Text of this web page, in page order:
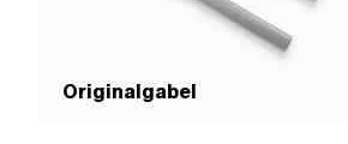
Originalgabel